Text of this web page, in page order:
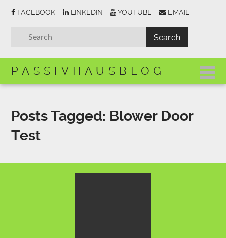
FACEBOOK LINKEDIN YOUTUBE EMAIL
PASSIVHAUSBLOG
Posts Tagged: Blower Door
Test